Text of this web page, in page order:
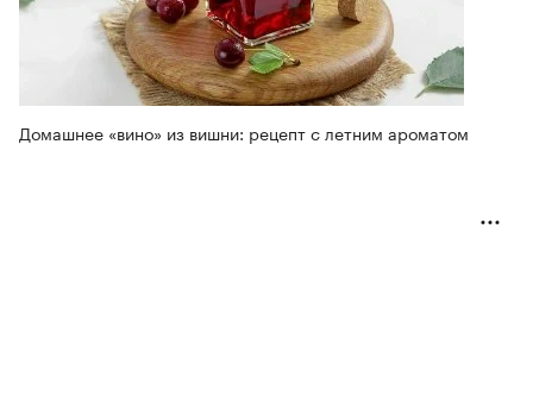
Домашнее «вино» из вишни: рецепт с летним ароматом